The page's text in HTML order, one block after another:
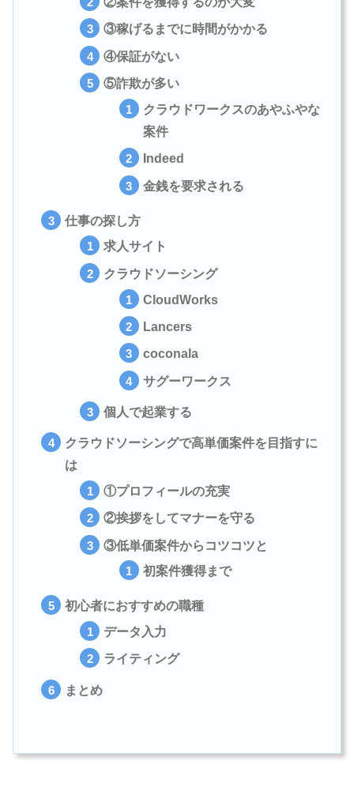
③稼げるまでに時間がかかる
④保証がない
⑤詐欺が多い
クラウドワークスのあやふやな
案件
Indeed
金銭を要求される
仕事の探し方
求人サイト
クラウドソーシング
CloudWorks
Lancers
coconala
サグーワークス
個人で起業する
クラウドソーシングで高単価案件を目指すに
は
①プロフィールの充実
②挨拶をしてマナーを守る
③低単価案件からコツコツと
初案件獲得まで
初心者におすすめの職種
データ入力
ライティング
まとめ